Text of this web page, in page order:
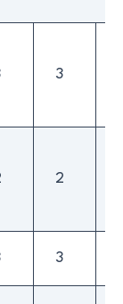
3
2
3